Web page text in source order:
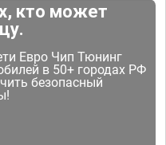
кто может
Евро Чип Тюнинг
в 50+ городах РФ
безопасный